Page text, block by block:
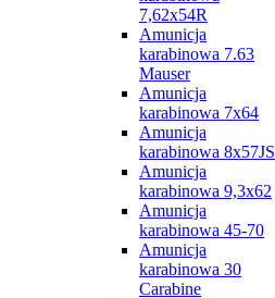
7,62x54R
Amunicja
karabinowa 7.63
Mauser
Amunicja
karabinowa 7x64
Amunicja
karabinowa 8x57JS
Amunicja
karabinowa 9,3x62
Amunicja
karabinowa 45-70
Amunicja
karabinowa 30
Carabine